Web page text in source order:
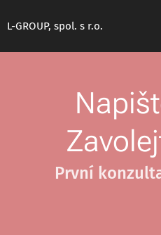
L-GROUP, spol. s r.o.
První